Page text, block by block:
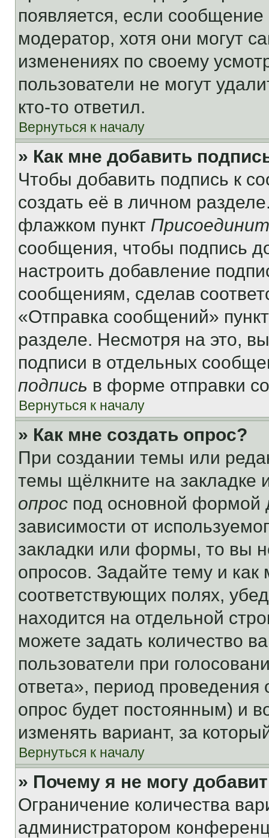
появляется, если
модератор, хотя они могут
изменениях по своему
пользователи не могут
кто-то ответил.
Вернуться к началу
» Как мне добавить
Чтобы добавить подпись к
создать её в личном
флажком пункт
сообщения, чтобы подпись
настроить добавление
сообщениям, сделав
«Отправка сообщений»
разделе. Несмотря на это,
подписи в отдельных
подпись в форме отправки
Вернуться к началу
» Как мне создать опрос?
При создании темы или
темы щёлкните на
опрос под основной формой
зависимости от
закладки или формы, то вы
опросов. Задайте тему и
соответствующих полях,
находится на отдельной
можете задать количество
пользователи при
ответа», период проведения
опрос будет постоянным) и
изменять вариант, за
Вернуться к началу
» Почему я не могу
Ограничение количества
администратором